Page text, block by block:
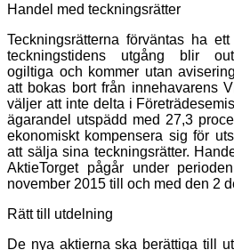
Handel med teckningsrätter
Teckningsrätterna förväntas ha
teckningstidens utgång blir
ogiltiga och kommer utan
att bokas bort från innehavarens
väljer att inte delta i
ägarandel utspädd med 27,3
ekonomiskt kompensera sig för
att sälja sina teckningsrätter.
AktieTorget pågår under
november 2015 till och med den 2
Rätt till utdelning
De nya aktierna ska berättiga till